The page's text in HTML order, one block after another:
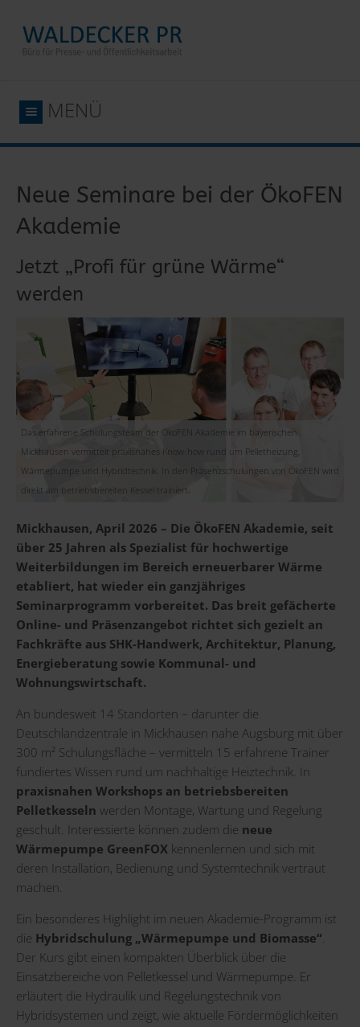
MENÜ
Neue Seminare bei der ÖkoFEN
Akademie
Jetzt „Profi für grüne Wärme“
werden
Das erfahrene Schulungsteam der ÖkoFEN Akademie im bayerischen
Mickhausen vermittelt praxisnahes Know-how rund um Pelletheizung,
Wärmepumpe und Hybridtechnik. In den Präsenzschulungen von ÖkoFEN wird
direkt am betriebsbereiten Kessel trainiert.
Mickhausen, April 2026 – Die ÖkoFEN Akademie, seit
über 25 Jahren als Spezialist für hochwertige
Weiterbildungen im Bereich erneuerbarer Wärme
etabliert, hat wieder ein ganzjähriges
Seminarprogramm vorbereitet. Das breit gefächerte
Online- und Präsenzangebot richtet sich gezielt an
Fachkräfte aus SHK-Handwerk, Architektur, Planung,
Energieberatung sowie Kommunal- und
Wohnungswirtschaft.
An bundesweit 14 Standorten – darunter die
Deutschlandzentrale in Mickhausen nahe Augsburg mit über
300 m² Schulungsfläche – vermitteln 15 erfahrene Trainer
fundiertes Wissen rund um nachhaltige Heiztechnik. In
praxisnahen Workshops an betriebsbereiten
Pelletkesseln werden Montage, Wartung und Regelung
geschult. Interessierte können zudem die neue
Wärmepumpe GreenFOX kennenlernen und sich mit
deren Installation, Bedienung und Systemtechnik vertraut
machen.
Ein besonderes Highlight im neuen Akademie-Programm ist
die Hybridschulung „Wärmepumpe und Biomasse“
Der Kurs gibt einen kompakten Überblick über die
Einsatzbereiche von Pelletkessel und Wärmepumpe. Er
erläutert die Hydraulik und Regelungstechnik von
Hybridsystemen und zeigt, wie aktuelle Fördermöglichkeiten